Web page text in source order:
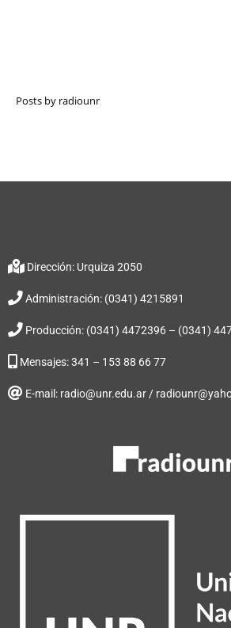
Posts by radiounr
Dirección: Urquiza 2050
Administración: (0341) 4215891
Producción: (0341) 4472396 – (0341)
Mensajes: 341 – 153 88 66 77
E-mail: radio@unr.edu.ar /